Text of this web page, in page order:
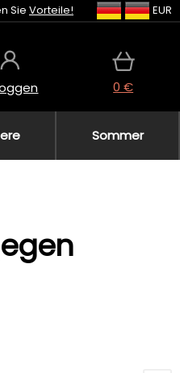
Sie Vorteile! EUR
0 €
Sommer